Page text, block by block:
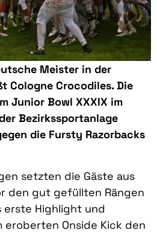
Meister in der
Cologne Crocodiles. Die
Junior Bowl XXXIX im
Bezirkssportanlage
die Fursty Razorbacks
setzten die Gäste aus
den gut gefüllten Rängen
erste Highlight und
eroberten Onside Kick den